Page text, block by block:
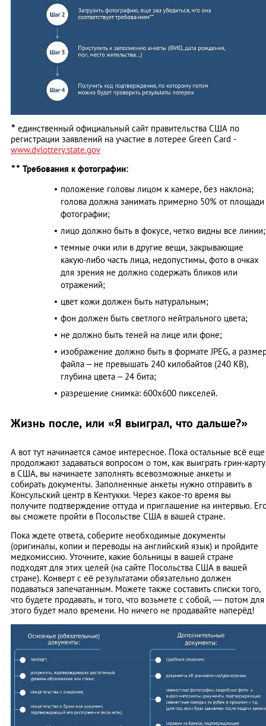
* единственный официальный сайт правительства США по
регистрации заявлений на участие в лотерее Green Card -
www.dvlottery.state.gov
** Требования к фотографии:
положение головы лицом к камере, без наклона;
голова должна занимать примерно 50% от площади
фотографии;
лицо должно быть в фокусе, четко видны все линии;
темные очки или в другие вещи, закрывающие
какую-либо часть лица, недопустимы, фото в очках
для зрения не должно содержать бликов или
отражений;
цвет кожи должен быть натуральным;
фон должен быть светлого нейтрального цвета;
не должно быть теней на лице или фоне;
изображение должно быть в формате JPEG, а
файла – не превышать 240 килобайтов (240 KB),
глубина цвета – 24 бита;
разрешение снимка: 600х600 пикселей.
Жизнь после, или «Я выиграл, что дальше?»
А вот тут начинается самое интересное. Пока остальные всё еще
продолжают задаваться вопросом о том, как выиграть грин-карту
в США, вы начинаете заполнять всевозможные анкеты и
собирать документы. Заполненные анкеты нужно отправить в
Консульский центр в Кентукки. Через какое-то время вы
получите подтверждение оттуда и приглашение на интервью.
вы сможете пройти в Посольстве США в вашей стране.
Пока ждете ответа, соберите необходимые документы
(оригиналы, копии и переводы на английский язык) и пройдите
медкомиссию. Уточните, какие больницы в вашей стране
подходят для этих целей (на сайте Посольства США в вашей
стране). Конверт с её результатами обязательно должен
подаваться запечатанным. Можете также составить списки того,
что будете продавать, и того, что возьмете с собой, — потом для
этого будет мало времени. Но ничего не продавайте наперёд!